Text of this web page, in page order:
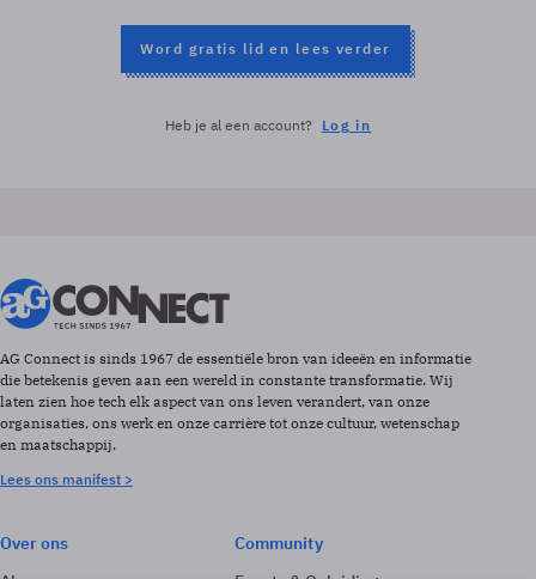
Word gratis lid en lees verder
Heb je al een account? Log in
AG Connect is sinds 1967 de essentiële bron van ideeën en informatie
die betekenis geven aan een wereld in constante transformatie. Wij
laten zien hoe tech elk aspect van ons leven verandert, van onze
organisaties, ons werk en onze carrière tot onze cultuur, wetenschap
en maatschappij.
Lees ons manifest >
Over ons
Community